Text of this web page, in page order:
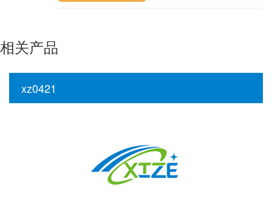
相关产品
xz0421